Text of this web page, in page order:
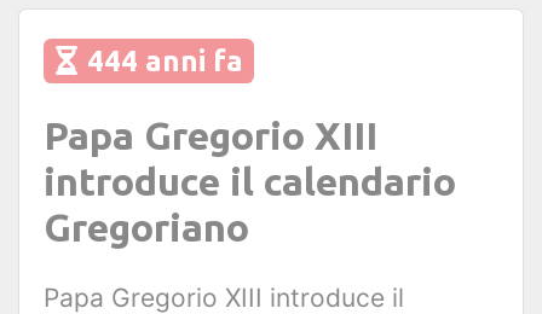
444 anni fa
Papa Gregorio XIII
introduce il calendario
Gregoriano
Papa Gregorio XIII introduce il